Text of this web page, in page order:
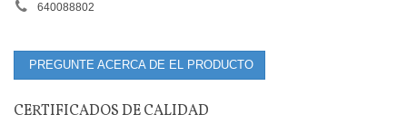
640088802
PREGUNTE ACERCA DE EL PRODUCTO
CERTIFICADOS DE CALIDAD